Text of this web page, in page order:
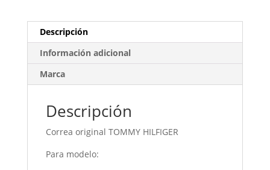
Descripción
Información adicional
Marca
Descripción
Correa original TOMMY HILFIGER
Para modelo: